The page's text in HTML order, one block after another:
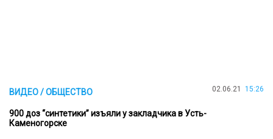
ВИДЕО / ОБЩЕСТВО 02.06.21 15:26
900 доз “синтетики” изъяли у закладчика в Усть-
Каменогорске